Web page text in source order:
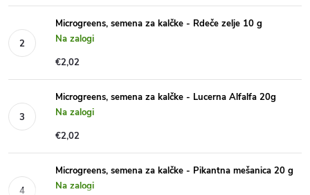
Microgreens, semena za kalčke - Rdeče zelje 10 g
Na zalogi
€2,02
Microgreens, semena za kalčke - Lucerna Alfalfa 20g
Na zalogi
€2,02
Microgreens, semena za kalčke - Pikantna mešanica 20 g
Na zalogi